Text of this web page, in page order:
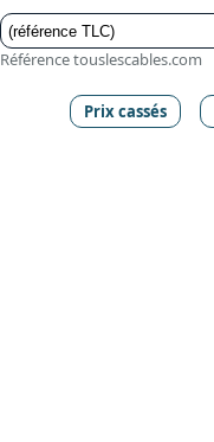
Référence touslescables.com
Prix cassés